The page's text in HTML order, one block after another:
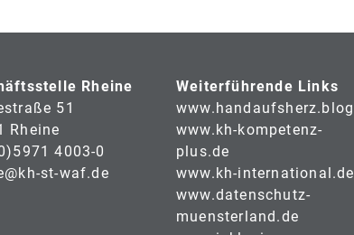
Rheine
51
Rheine
4003-0
st-waf.de
Weiterführende Links
www.handaufsherz.blog
www.kh-kompetenz-
plus.de
www.kh-international.de
www.datenschutz-
muensterland.de